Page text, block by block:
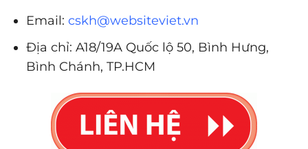
Email:cskh@websiteviet.vn
Địa chỉ: A18/19A Quốc lộ 50, Bình Hưng,
Bình Chánh, TP.HCM